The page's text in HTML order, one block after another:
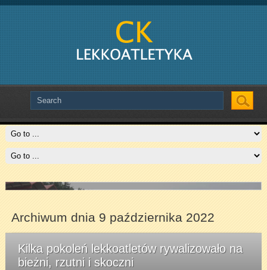
Slide # 2
Czytaj więcej
Archiwum dnia 9 października 2022
Kilka pokoleń lekkoatletów rywalizowało na
bieżni, rzutni i skoczni